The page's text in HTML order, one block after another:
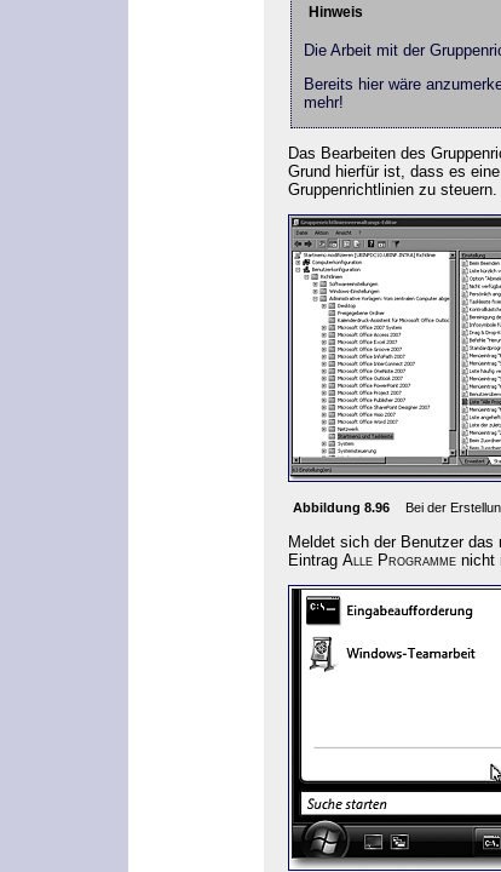
Hinweis
Die Arbeit mit der
Bereits hier wäre
mehr!
Das Bearbeiten des
Grund hierfür ist, dass es
Gruppenrichtlinien zu
Abbildung 8.96 Bei der
Meldet sich der Benutzer das
Eintrag Alle Programme nicht